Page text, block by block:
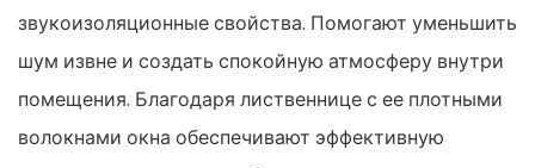
звукоизоляционные свойства. Помогают уменьшить
шум извне и создать спокойную атмосферу внутри
помещения. Благодаря лиственнице с ее плотными
волокнами окна обеспечивают эффективную